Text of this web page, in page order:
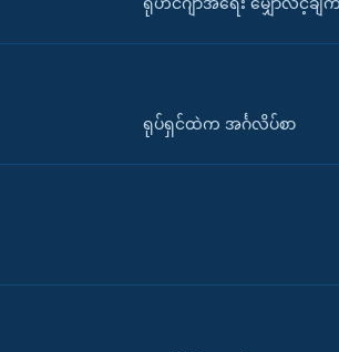
ရုပ်ရှင်ထဲက အင်္ဂလိပ်စာ